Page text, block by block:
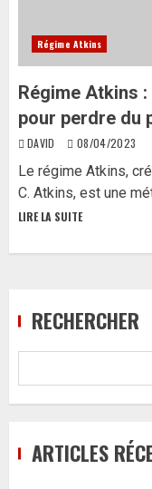
Régime Atkins
Régime Atkins
pour perdre du
DAVID 08/04/2023
Le régime Atkins,
C. Atkins, est une
LIRE LA SUITE
RECHERCHER
ARTICLES